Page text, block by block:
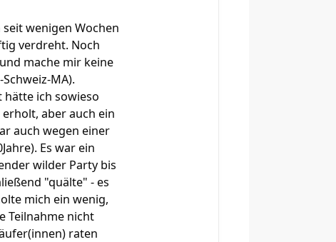
wenigen Wochen
verdreht. Noch
mache mir keine
MA).
hätte ich sowieso
aber auch ein
auch wegen einer
Es war ein
wilder Party bis
"quälte" - es
mich ein wenig,
Teilnahme nicht
raten